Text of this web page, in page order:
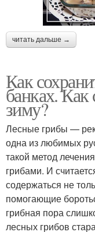
читать дальше →
Как
банках. Как
зиму?
Лесные грибы —
одна из любимых
такой метод
грибами. И
содержаться не
помогающие
грибная пора
лесных грибов